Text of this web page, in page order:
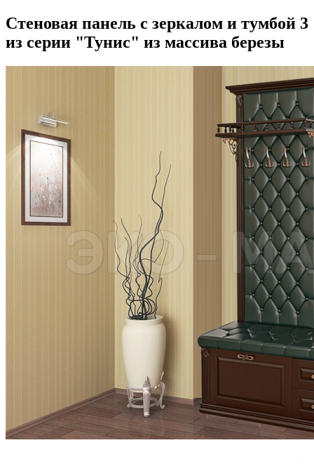
Стеновая панель с зеркалом и тумбой 3
из серии "Тунис" из массива березы